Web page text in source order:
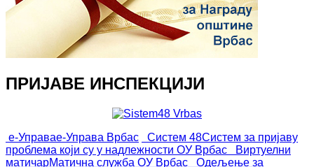
ПРИЈАВЕ ИНСПЕКЦИЈИ
е-Управае-Управа Врбас Систем 48Систем за пријаву
проблема који су у надлежности ОУ Врбас
Виртуелни
матичарМатична служба ОУ Врбас
Одељење за